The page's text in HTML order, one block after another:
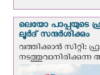
ലെയോ പാപ്പയുടെ
ലൂര്‍ദ് സന്ദര്‍ശിക്കും
വത്തിക്കാന്‍ സിറ്റി:
നടത്തുവാനിരിക്കുന്ന